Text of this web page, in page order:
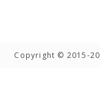
Copyright © 2015-